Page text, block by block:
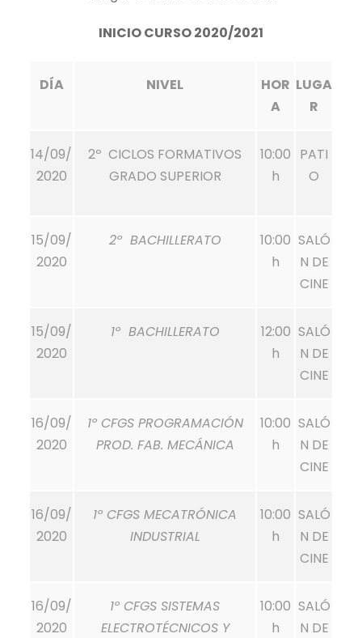
INICIO CURSO 2020/2021
DÍA NIVEL
HOR
A
LUGA
R
14/09/
2020
2º CICLOS FORMATIVOS
GRADO SUPERIOR
10:00
h
PATI
O
15/09/
2020
2º BACHILLERATO
10:00
h
SALÓ
N DE
CINE
15/09/
2020
1º BACHILLERATO
12:00
h
SALÓ
N DE
CINE
16/09/
2020
1º CFGS PROGRAMACIÓN
PROD. FAB. MECÁNICA
10:00
h
SALÓ
N DE
CINE
16/09/
2020
1º CFGS MECATRÓNICA
INDUSTRIAL
10:00
h
SALÓ
N DE
CINE
16/09/
2020
1º CFGS SISTEMAS
ELECTROTÉCNICOS Y
10:00
h
SALÓ
N DE